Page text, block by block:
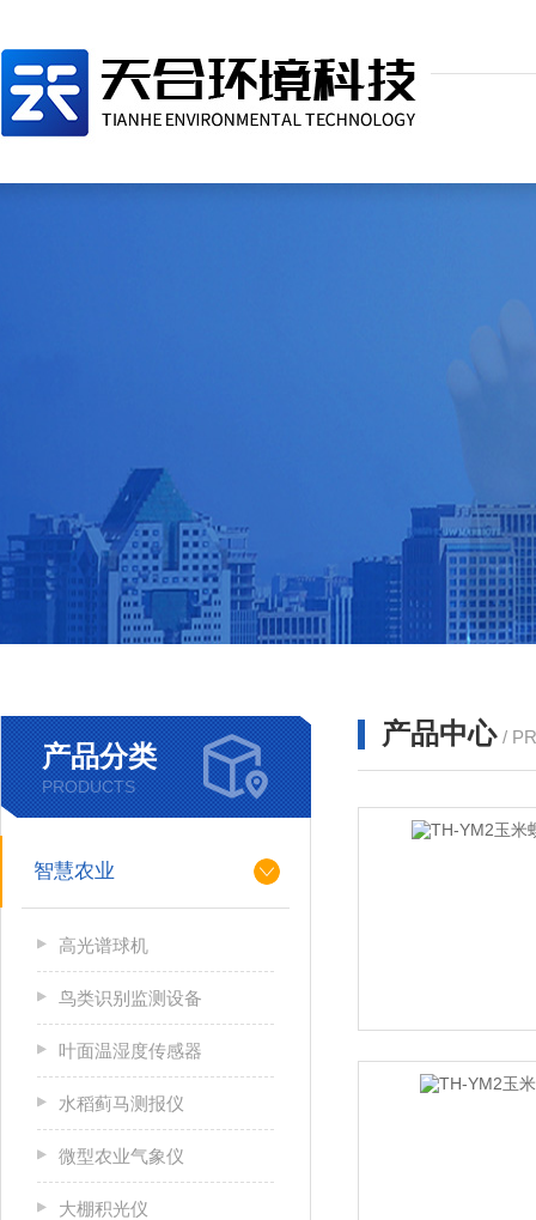
产品分类
PRODUCTS
智慧农业
高光谱球机
鸟类识别监测设备
叶面温湿度传感器
水稻蓟马测报仪
微型农业气象仪
大棚积光仪
产品中心 /